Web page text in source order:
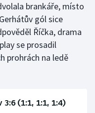
brankáře, místo
gól sice
Říčka, drama
se prosadil
prohrách na ledě
(1:1, 1:1, 1:4)